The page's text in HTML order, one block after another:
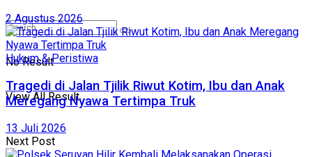
No Result
View All Result
2 Agustus 2026
Hukum & Peristiwa
Tragedi di Jalan Tjilik Riwut Kotim, Ibu dan Anak
Meregang Nyawa Tertimpa Truk
13 Juli 2026
Next Post